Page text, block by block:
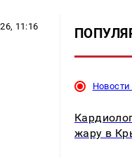
11:16
жару в